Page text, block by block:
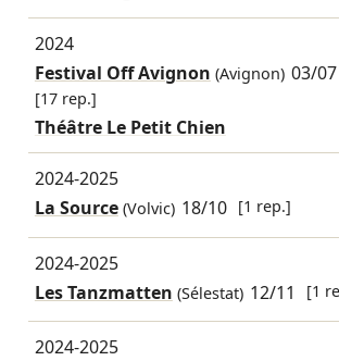
2024
Festival Off Avignon (Avignon) 03/07
[17 rep.]
Théâtre Le Petit Chien
2024-2025
La Source(Volvic) 18/10 [1 rep.]
2024-2025
Les Tanzmatten (Sélestat) 12/11 [1
2024-2025